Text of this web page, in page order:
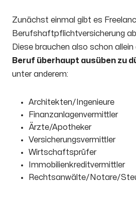
Zunächst einmal gibt es
Berufshaftpflichtversicherung
Diese brauchen also schon allein
Beruf überhaupt ausüben zu
unter anderem:
Architekten/Ingenieure
Finanzanlagenvermittler
Ärzte/Apotheker
Versicherungsvermittler
Wirtschaftsprüfer
Immobilienkreditvermittler
Rechtsanwälte/Notare/